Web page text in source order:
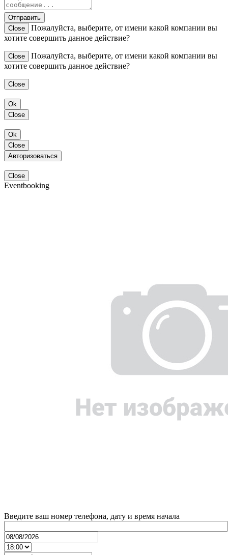
Отправить
Close
Пожалуйста, выберите, от имени какой компании вы
хотите совершить данное действие?
Close
Пожалуйста, выберите, от имени какой компании вы
хотите совершить данное действие?
Close
Ok
Close
Ok
Close
Авторизоваться
Close
Eventbooking
Введите ваш номер телефона, дату и время начала